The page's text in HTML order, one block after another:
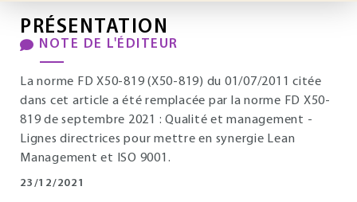
PRÉSENTATION
NOTE DE L'ÉDITEUR
La norme FD X50-819 (X50-819) du 01/07/2011 citée
dans cet article a été remplacée par la norme FD X50-
819 de septembre 2021 : Qualité et management -
Lignes directrices pour mettre en synergie Lean
Management et ISO 9001.
23/12/2021